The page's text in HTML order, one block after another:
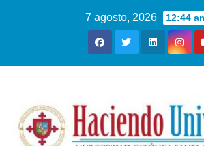
7 agosto, 2026 12:44